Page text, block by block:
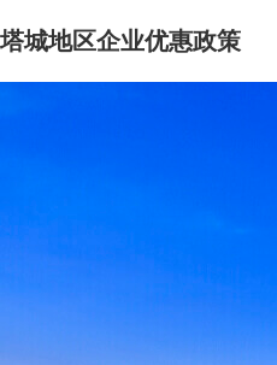
塔城地区企业优惠政策